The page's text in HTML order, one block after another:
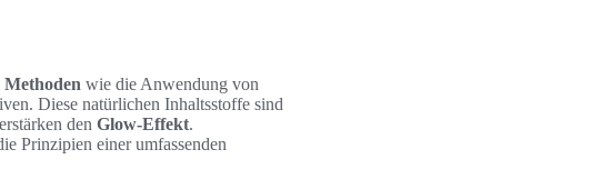
wie die Anwendung von
Diese natürlichen Inhaltsstoffe sind
den Glow-Effekt.
Prinzipien einer umfassenden